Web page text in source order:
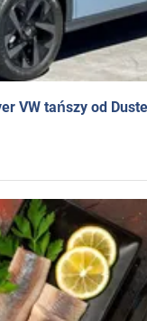
VW tańszy od